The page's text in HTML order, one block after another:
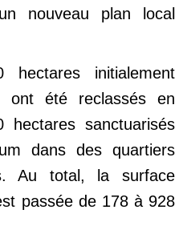
nouveau plan local
initialement
ont été reclassés en
sanctuarisés
dans des quartiers
Au total, la surface
passée de 178 à 928